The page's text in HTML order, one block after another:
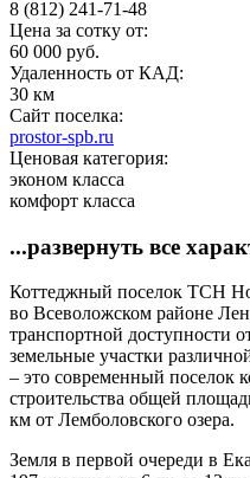
8 (812) 241-71-48
Цена за сотку от:
60 000 руб.
Удаленность от КАД:
30 км
Сайт поселка:
prostor-spb.ru
Ценовая категория:
эконом класса
комфорт класса
...развернуть все
Коттеджный поселок ТСН
во Всеволожском районе
транспортной доступности
земельные участки
– это современный поселок
строительства общей
км от Лемболовского озера.
Земля в первой очереди в